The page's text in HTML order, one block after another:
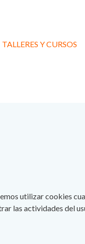
TALLERES Y CURSOS
utilizar cookies
las actividades del